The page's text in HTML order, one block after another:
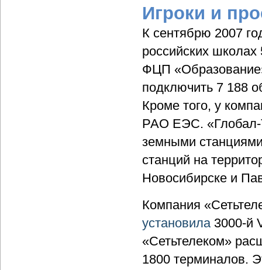
Игроки и
К сентябрю 2007
российских школах
ФЦП
подключить 7 188
Кроме того, у
РАО ЕЭС. «Глобал-
земными
станций на
Новосибирске и
Компания
установила3000-й
«Сетьтелеком»
1800 терминалов.